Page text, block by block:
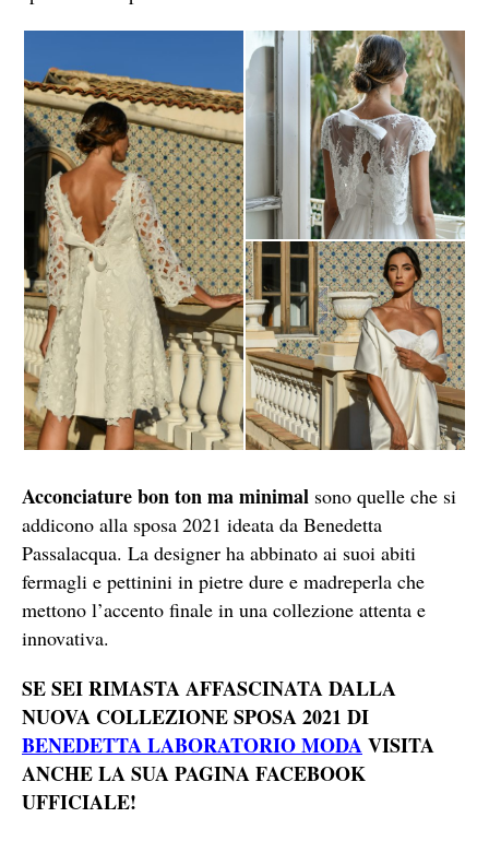
Acconciature bon ton ma minimal sono quelle che si
addicono alla sposa 2021 ideata da Benedetta
Passalacqua. La designer ha abbinato ai suoi abiti
fermagli e pettinini in pietre dure e madreperla che
mettono l’accento finale in una collezione attenta e
innovativa.
SE SEI RIMASTA AFFASCINATA DALLA
NUOVA COLLEZIONE SPOSA 2021 DI
BENEDETTA LABORATORIO MODAVISITA
ANCHE LA SUA PAGINA FACEBOOK
UFFICIALE!